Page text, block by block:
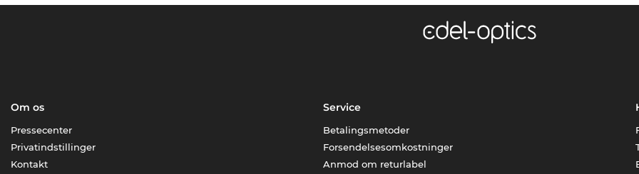
Om os
Pressecenter
Privatindstillinger
Kontakt
Service
Betalingsmetoder
Forsendelsesomkostninger
Anmod om returlabel